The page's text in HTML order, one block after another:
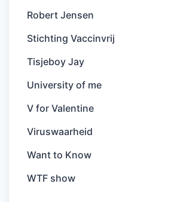
Robert Jensen
Stichting Vaccinvrij
Tisjeboy Jay
University of me
V for Valentine
Viruswaarheid
Want to Know
WTF show